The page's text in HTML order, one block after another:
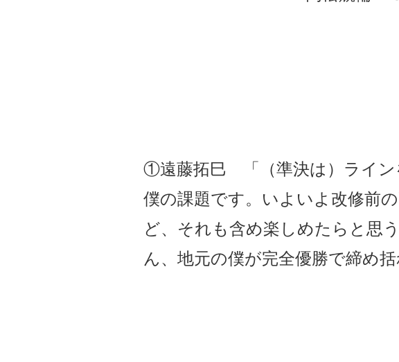
①遠藤拓巳 「（準決は）ライン
僕の課題です。いよいよ改修前
ど、それも含め楽しめたらと思
ん、地元の僕が完全優勝で締め